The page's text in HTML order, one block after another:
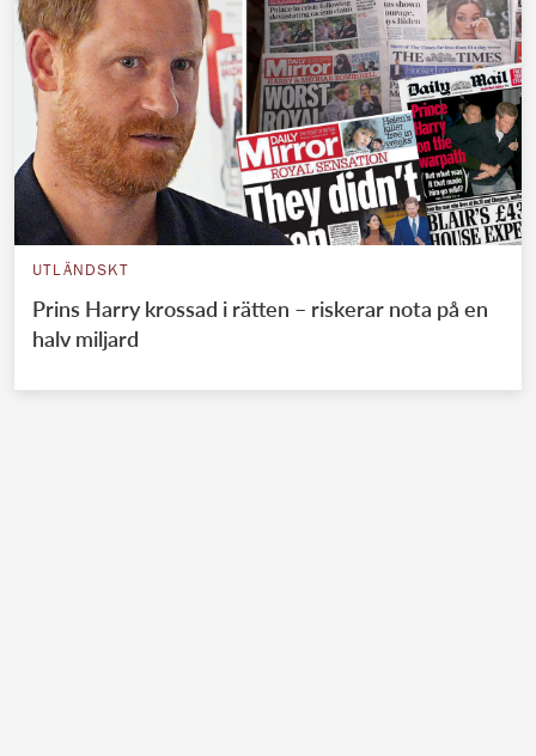
UTLÄNDSKT
Prins Harry krossad i rätten – riskerar nota på en
halv miljard